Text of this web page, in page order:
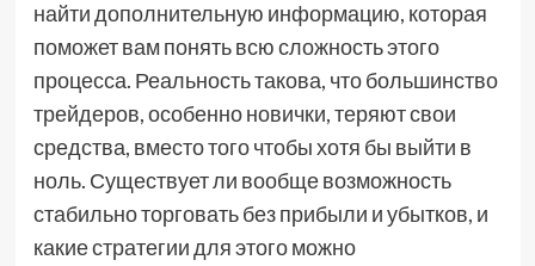
найти дополнительную информацию, которая
поможет вам понять всю сложность этого
процесса. Реальность такова, что большинство
трейдеров, особенно новички, теряют свои
средства, вместо того чтобы хотя бы выйти в
ноль. Существует ли вообще возможность
стабильно торговать без прибыли и убытков, и
какие стратегии для этого можно